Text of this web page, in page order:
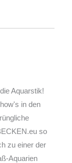
Aquarstik!
in den
so
zu einer der
Aquarien